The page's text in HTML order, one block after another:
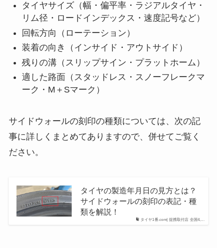
タイヤサイズ（幅・偏平率・ラジアルタイヤ・
リム径・ロードインデックス・速度記号など）
回転方向（ローテーション）
装着の向き（インサイド・アウトサイド）
残りの溝（スリップサイン・プラットホーム）
適した路面（スタッドレス・スノーフレークマ
ーク・M＋Sマーク）
サイドウォールの刻印の種類については、次の記
事に詳しくまとめてありますので、併せてご覧く
ださい。
タイヤ1番.com| 提携取付店 全国4,...
タイヤの製造年月日の見方とは？
サイドウォールの刻印の表記・種
類を解説！